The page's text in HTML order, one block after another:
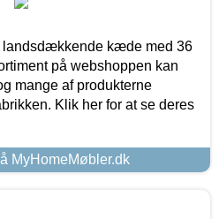
landsdækkende kæde med 36
på webshoppen kan
mange af produkterne
Klik her for at se deres
MyHomeMøbler.dk